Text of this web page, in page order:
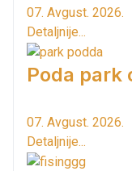
07. Avgust. 2026.
Detaljnije...
Poda park
07. Avgust. 2026.
Detaljnije...